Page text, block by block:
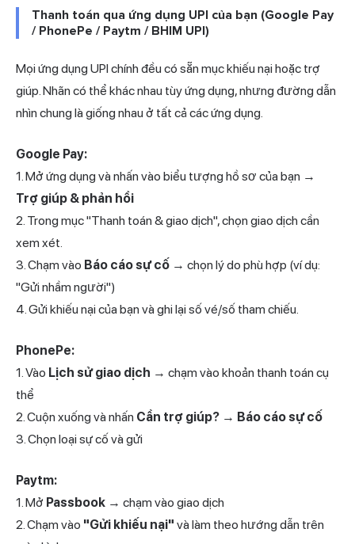
Thanh toán qua ứng dụng UPI của bạn (Google Pay
/ PhonePe / Paytm / BHIM UPI)
Mọi ứng dụng UPI chính đều có sẵn mục khiếu nại hoặc trợ
giúp. Nhãn có thể khác nhau tùy ứng dụng, nhưng đường dẫn
nhìn chung là giống nhau ở tất cả các ứng dụng.
Google Pay:
1. Mở ứng dụng và nhấn vào biểu tượng hồ sơ của bạn →
Trợ giúp & phản hồi
2. Trong mục "Thanh toán & giao dịch", chọn giao dịch cần
xem xét.
3. Chạm vào Báo cáo sự cố → chọn lý do phù hợp (ví dụ:
"Gửi nhầm người")
4. Gửi khiếu nại của bạn và ghi lại số vé/số tham chiếu.
PhonePe:
1. Vào Lịch sử giao dịch → chạm vào khoản thanh toán cụ
thể
2. Cuộn xuống và nhấn Cần trợ giúp? → Báo cáo sự cố
3. Chọn loại sự cố và gửi
Paytm:
1. Mở Passbook → chạm vào giao dịch
2. Chạm vào "Gửi khiếu nại" và làm theo hướng dẫn trên